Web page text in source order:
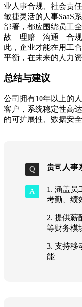
业人事合规、社会责
敏捷灵活的人事SaaS
部署，都应围绕员工
故—理赔—沟通—合规
此，企业才能在用工
平衡，在未来的人力
总结与建议
公司拥有10年以上的
客户，系统稳定性高
的可扩展性、数据安
贵司人事
1. 涵盖员
考勤、绩
2. 提供薪
等财务模
3. 支持移
能